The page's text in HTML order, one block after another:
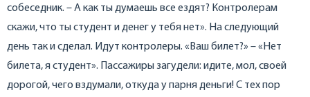
собеседник. – А как ты думаешь все ездят? Контролерам
скажи, что ты студент и денег у тебя нет». На следующий
день так и сделал. Идут контролеры. «Ваш билет?» – «Нет
билета, я студент». Пассажиры загудели: идите, мол, своей
дорогой, чего вздумали, откуда у парня деньги! С тех пор